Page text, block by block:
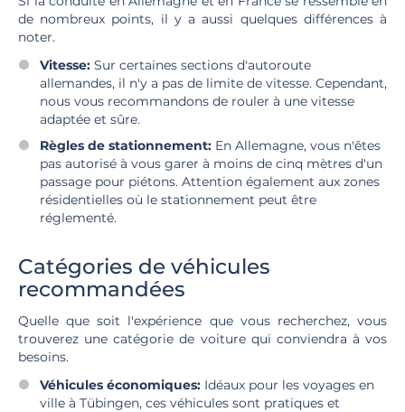
de nombreux points, il y a aussi quelques différences à
noter.
Vitesse: Sur certaines sections d'autoroute
allemandes, il n'y a pas de limite de vitesse. Cependant,
nous vous recommandons de rouler à une vitesse
adaptée et sûre.
Règles de stationnement: En Allemagne, vous n'êtes
pas autorisé à vous garer à moins de cinq mètres d'un
passage pour piétons. Attention également aux zones
résidentielles où le stationnement peut être
réglementé.
Catégories de véhicules
recommandées
Quelle que soit l'expérience que vous recherchez, vous
trouverez une catégorie de voiture qui conviendra à vos
besoins.
Véhicules économiques: Idéaux pour les voyages en
ville à Tübingen, ces véhicules sont pratiques et